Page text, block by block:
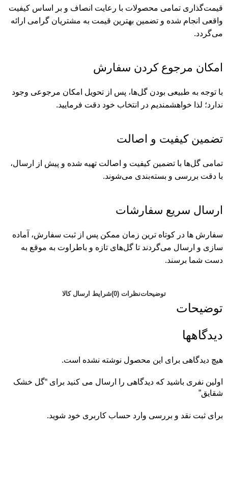
قیمت‌گذاری تمامی محصولات با رعایت انصاف و بر اساس کیفیت
واقعی انجام شده و تضمین بهترین قیمت به مشتریان گرامی ارائه
می‌گردد.
امکان مرجوع کردن سفارش
با توجه به طبیعی بودن گل‌ها، پس از تحویل امکان مرجوعی وجود
ندارد؛ لذا خواهشمندیم در انتخاب خود دقت فرمایید.
تضمین کیفیت و اصالت
تمامی گل‌ها با تضمین کیفیت و اصالت تهیه شده و پیش از ارسال،
با دقت بررسی و بسته‌بندی می‌شوند.
ارسال سریع سفارشات
سفارش ها در کوتاه ترین زمان ممکن پس از ثبت سفارش، آماده
سازی و ارسال می‌گردند تا گل‌های تازه و باطراوت به موقع به
دست شما برسند.
توضیحاتنظرات (0) شرایط ارسال کالا
توضیحات
دیدگاهها
هیچ دیدگاهی برای این محصول نوشته نشده است.
اولین نفری باشید که دیدگاهی را ارسال می کنید برای “گل خشک
شقایق”
برای ثبت نقد و بررسی وارد حساب کاربری خود شوید.